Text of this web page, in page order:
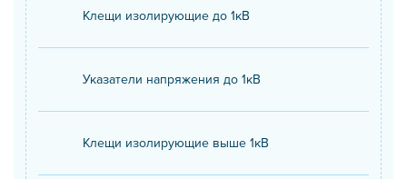
Клещи изолирующие до 1кВ
Указатели напряжения до 1кВ
Клещи изолирующие выше 1кВ